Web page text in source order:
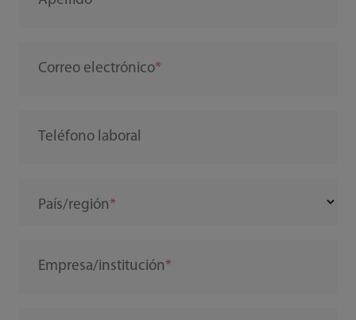
Correo electrónico
Teléfono laboral
País/región
Empresa/institución